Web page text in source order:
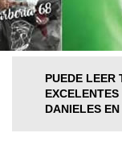
PUEDE LEER
DANIELES